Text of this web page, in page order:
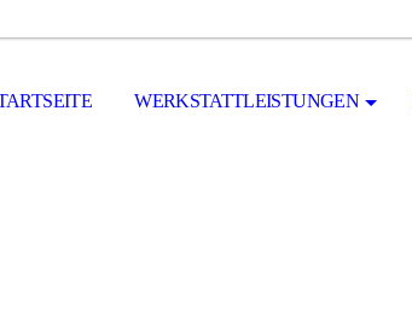
WERKSTATTLEISTUNGEN